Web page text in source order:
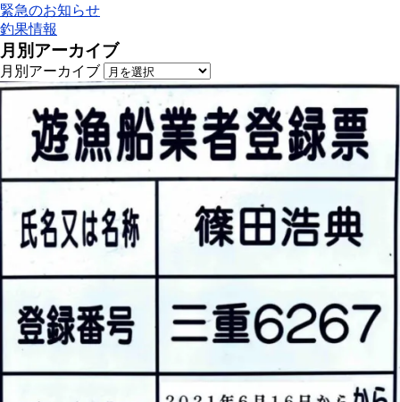
緊急のお知らせ
釣果情報
月別アーカイブ
月別アーカイブ